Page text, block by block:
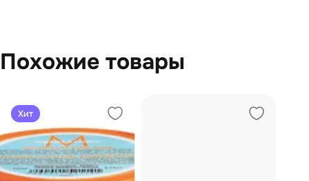
Похожие товары
Хит